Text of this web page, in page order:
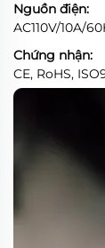
Nguồn điện:
AC110V/10A/
Chứng nhận:
CE, RoHS,